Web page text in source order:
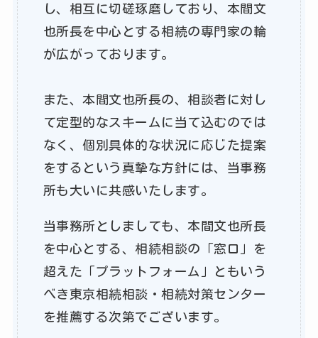
し、相互に切磋琢磨しており、本間文
也所長を中心とする相続の専門家の輪
が広がっております。
また、本間文也所長の、相談者に対し
て定型的なスキームに当て込むのでは
なく、個別具体的な状況に応じた提案
をするという真摯な方針には、当事務
所も大いに共感いたします。
当事務所としましても、本間文也所長
を中心とする、相続相談の「窓口」を
超えた「プラットフォーム」ともいう
べき東京相続相談・相続対策センター
を推薦する次第でございます。